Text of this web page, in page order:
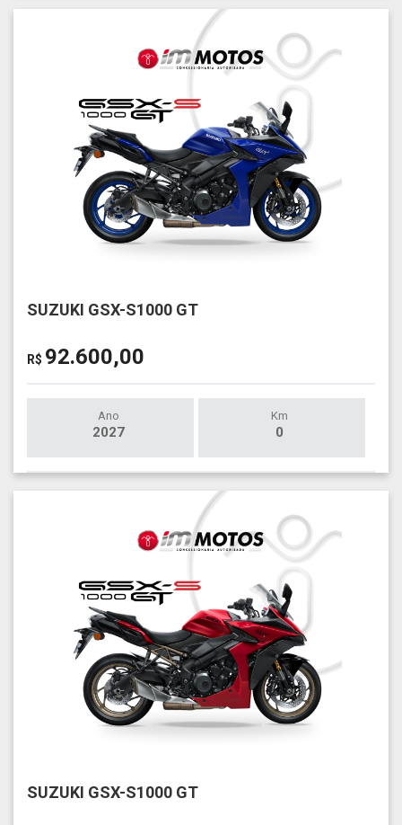
SUZUKI GSX-S1000 GT
R$ 92.600,00
Ano
2027
Km
0
SUZUKI GSX-S1000 GT